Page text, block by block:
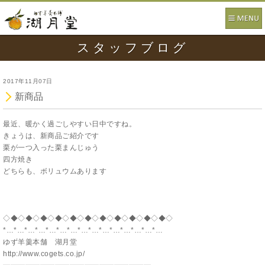
スタッフブログ
2017年11月07日
新商品
最近、暖かく過ごしやすい日中ですね。
きょうは、新商品ご紹介です
栗が一つ入った栗まんじゅう
四方焼き
どちらも、ボリュウムあります
◇◆◇◆◇◆◇◆◇◆◇◆◇◆◇◆◇◆◇◆◇◆◇
*…*…*…*…*…*…*…*…*…*…*…*…*…*…*…
ゆず羊羹本舗 湖月堂
http://www.cogets.co.jp/